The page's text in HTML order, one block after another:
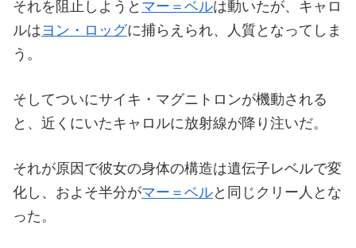
それを阻止しようと マー＝ベルは動いたが、キャロ
ルはヨン・ロッグに捕らえられ、人質となってしま
う。
そしてついにサイキ・マグニトロンが機動される
と、近くにいたキャロルに放射線が降り注いだ。
それが原因で彼女の身体の構造は遺伝子レベルで変
化し、およそ半分がマー＝ベルと同じクリー人とな
った。